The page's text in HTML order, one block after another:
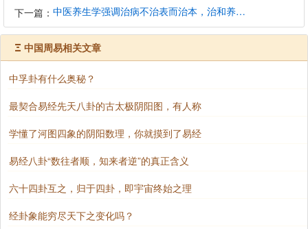
下一篇： 中医养生学强调治病不治表而治本，治和养兼顾是有必要的
Ξ 中国周易相关文章
中孚卦有什么奥秘？
最契合易经先天八卦的古太极阴阳图，有人称
学懂了河图四象的阴阳数理，你就摸到了易经
易经八卦“数往者顺，知来者逆”的真正含义
六十四卦互之，归于四卦，即宇宙终始之理
经卦象能穷尽天下之变化吗？